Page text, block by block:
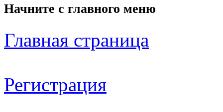
Начните с главного меню
Главная страница
Регистрация